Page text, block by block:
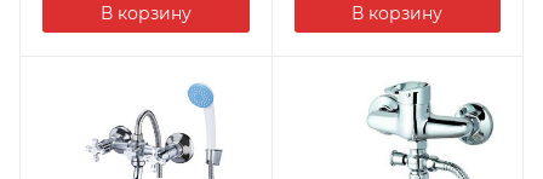
В корзину В корзину